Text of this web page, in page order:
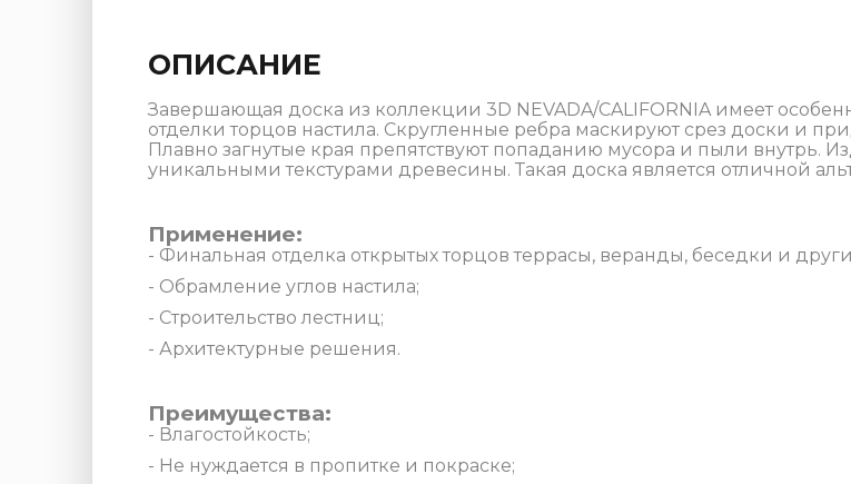
ОПИСАНИЕ
Завершающая доска из коллекции 3D NEVADA/CALIFORNIA имеет
отделки торцов настила. Скругленные ребра маскируют срез доски и
Плавно загнутые края препятствуют попаданию мусора и пыли внутрь.
уникальными текстурами древесины. Такая доска является отличной
Применение:
- Финальная отделка открытых торцов террасы, веранды, беседки и
- Обрамление углов настила;
- Строительство лестниц;
- Архитектурные решения.
Преимущества:
- Влагостойкость;
- Не нуждается в пропитке и покраске;